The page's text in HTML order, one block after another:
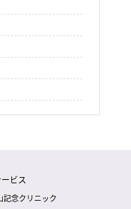
ビス
記念クリニック